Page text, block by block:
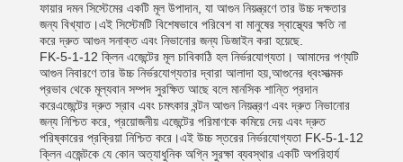
ফায়ার দমন সিস্টেমের একটি মূল উপাদান, যা আগুন নিয়ন্ত্রণে তার উচ্চ দক্ষতার
জন্য বিখ্যাত।এই সিস্টেমটি বিশেষভাবে পরিবেশ বা মানুষের স্বাস্থ্যের ক্ষতি না
করে দ্রুত আগুন সনাক্ত এবং নিভানোর জন্য ডিজাইন করা হয়েছে.
FK-5-1-12 ক্লিন এজেন্টের মূল চাবিকাঠি হল নির্ভরযোগ্যতা। আমাদের পণ্যটি
আগুন নিবারণে তার উচ্চ নির্ভরযোগ্যতার দ্বারা আলাদা হয়,আগুনের ধ্বংসাত্মক
প্রভাব থেকে মূল্যবান সম্পদ সুরক্ষিত আছে বলে মানসিক শান্তি প্রদান
করেএজেন্টের দ্রুত স্রাব এবং চমৎকার বন্টন আগুন নিয়ন্ত্রণ এবং দ্রুত নিভানোর
জন্য নিশ্চিত করে, প্রয়োজনীয় এজেন্টের পরিমাণকে কমিয়ে দেয় এবং দ্রুত
পরিষ্কারের প্রক্রিয়া নিশ্চিত করে।এই উচ্চ স্তরের নির্ভরযোগ্যতা FK-5-1-12
ক্লিন এজেন্টকে যে কোন অত্যাধুনিক অগ্নি সুরক্ষা ব্যবস্থার একটি অপরিহার্য